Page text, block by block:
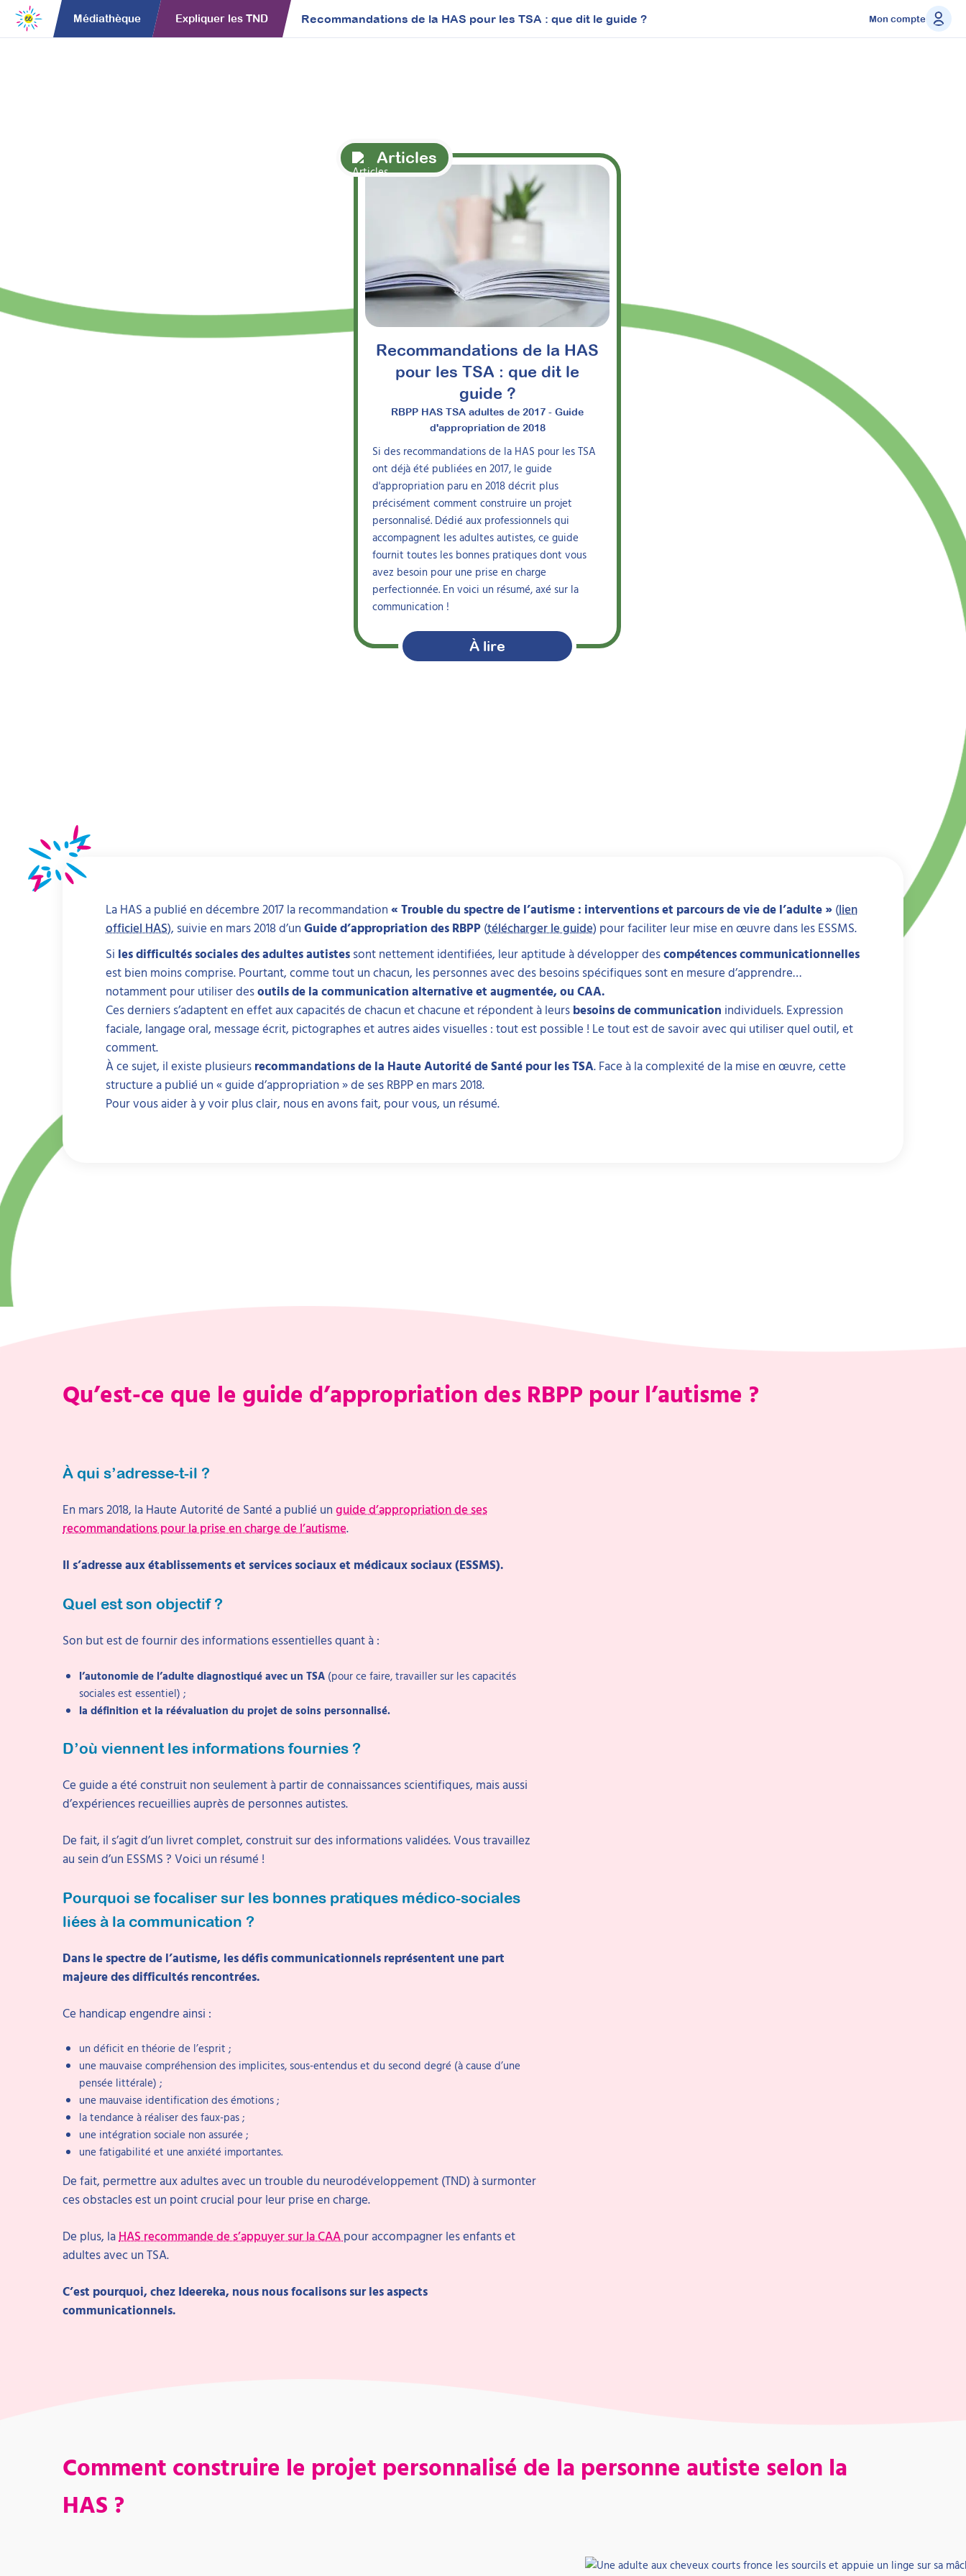
Médiathèque Expliquer les TND Recommandations de la HAS pour les TSA : que dit le guide ? Mon compte
Articles
Recommandations de la HAS
pour les TSA : que dit le
guide ?
RBPP HAS TSA adultes de 2017 - Guide
d'appropriation de 2018
Si des recommandations de la HAS pour les TSA
ont déjà été publiées en 2017, le guide
d'appropriation paru en 2018 décrit plus
précisément comment construire un projet
personnalisé. Dédié aux professionnels qui
accompagnent les adultes autistes, ce guide
fournit toutes les bonnes pratiques dont vous
avez besoin pour une prise en charge
perfectionnée. En voici un résumé, axé sur la
communication !
À lire
La HAS a publié en décembre 2017 la recommandation « Trouble du spectre de l’autisme : interventions et parcours de vie de l’adulte » (lien
officiel HAS), suivie en mars 2018 d’un Guide d’appropriation des RBPP (télécharger le guide) pour faciliter leur mise en œuvre dans les ESSMS.
Si les difficultés sociales des adultes autistes sont nettement identifiées, leur aptitude à développer descompétences communicationnelles
est bien moins comprise. Pourtant, comme tout un chacun, les personnes avec des besoins spécifiques sont en mesure d’apprendre…
notamment pour utiliser desoutils de la communication alternative et augmentée, ou CAA.
Ces derniers s’adaptent en effet aux capacités de chacun et chacune et répondent à leurs besoins de communication individuels. Expression
faciale, langage oral, message écrit, pictographes et autres aides visuelles : tout est possible ! Le tout est de savoir avec qui utiliser quel outil, et
comment.
À ce sujet, il existe plusieurs recommandations de la Haute Autorité de Santé pour les TSA. Face à la complexité de la mise en œuvre, cette
structure a publié un « guide d’appropriation » de ses RBPP en mars 2018.
Pour vous aider à y voir plus clair, nous en avons fait, pour vous, un résumé.
Qu’est-ce que le guide d’appropriation des RBPP pour l’autisme ?
À qui s’adresse-t-il ?
En mars 2018, la Haute Autorité de Santé a publié un guide d’appropriation de ses
recommandations pour la prise en charge de l’autisme.
Il s’adresse aux établissements et services sociaux et médicaux sociaux (ESSMS).
Quel est son objectif ?
Son but est de fournir des informations essentielles quant à :
l’autonomie de l’adulte diagnostiqué avec un TSA(pour ce faire, travailler sur les capacités
sociales est essentiel) ;
la définition et la réévaluation du projet de soins personnalisé.
D’où viennent les informations fournies ?
Ce guide a été construit non seulement à partir de connaissances scientifiques, mais aussi
d’expériences recueillies auprès de personnes autistes.
De fait, il s’agit d’un livret complet, construit sur des informations validées. Vous travaillez
au sein d’un ESSMS ? Voici un résumé !
Pourquoi se focaliser sur les bonnes pratiques médico-sociales
liées à la communication ?
Dans le spectre de l’autisme, les défis communicationnels représentent une part
majeure des difficultés rencontrées.
Ce handicap engendre ainsi :
un déficit en théorie de l’esprit ;
une mauvaise compréhension des implicites, sous-entendus et du second degré (à cause d’une
pensée littérale) ;
une mauvaise identification des émotions ;
la tendance à réaliser des faux-pas ;
une intégration sociale non assurée ;
une fatigabilité et une anxiété importantes.
De fait, permettre aux adultes avec un trouble du neurodéveloppement (TND) à surmonter
ces obstacles est un point crucial pour leur prise en charge.
De plus, laHAS recommande de s’appuyer sur la CAApour accompagner les enfants et
adultes avec un TSA.
C’est pourquoi, chez Ideereka, nous nous focalisons sur les aspects
communicationnels.
Comment construire le projet personnalisé de la personne autiste selon la
HAS ?